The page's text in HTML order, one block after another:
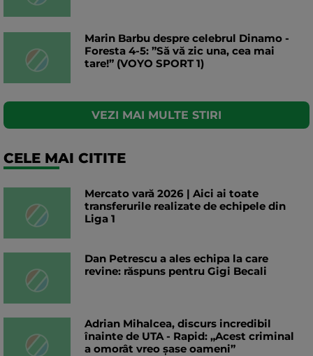
Marin Barbu despre celebrul Dinamo -
Foresta 4-5: ”Să vă zic una, cea mai
tare!” (VOYO SPORT 1)
VEZI MAI MULTE STIRI
CELE MAI CITITE
Mercato vară 2026 | Aici ai toate
transferurile realizate de echipele din
Liga 1
Dan Petrescu a ales echipa la care
revine: răspuns pentru Gigi Becali
Adrian Mihalcea, discurs incredibil
înainte de UTA - Rapid: „Acest criminal
a omorât vreo șase oameni”